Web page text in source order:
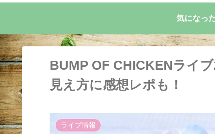
気になっ
BUMP OF CHICKENライ
見え方に感想レポも！
ライブ情報